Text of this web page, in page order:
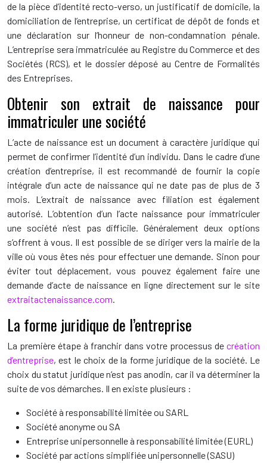
de la pièce d’identité recto-verso, un justificatif de domicile, la
domiciliation de l’entreprise, un certificat de dépôt de fonds et
une déclaration sur l’honneur de non-condamnation pénale.
L’entreprise sera immatriculée au Registre du Commerce et des
Sociétés (RCS), et le dossier déposé au Centre de Formalités
des Entreprises.
Obtenir son extrait de naissance pour
immatriculer une société
L’acte de naissance est un document à caractère juridique qui
permet de confirmer l’identité d’un individu. Dans le cadre d’une
création d’entreprise, il est recommandé de fournir la copie
intégrale d’un acte de naissance qui ne date pas de plus de 3
mois. L’extrait de naissance avec filiation est également
autorisé. L’obtention d’un l’acte naissance pour immatriculer
une société n’est pas difficile. Généralement deux options
s’offrent à vous. Il est possible de se diriger vers la mairie de la
ville où vous êtes nés pour effectuer une demande. Sinon pour
éviter tout déplacement, vous pouvez également faire une
demande d’acte de naissance en ligne directement sur le site
extraitactenaissance.com.
La forme juridique de l’entreprise
La première étape à franchir dans votre processus de création
d’entreprise, est le choix de la forme juridique de la société. Le
choix du statut juridique n’est pas anodin, car il va déterminer la
suite de vos démarches. Il en existe plusieurs :
Société à responsabilité limitée ou SARL
Société anonyme ou SA
Entreprise unipersonnelle à responsabilité limitée (EURL)
Société par actions simplifiée unipersonnelle (SASU)